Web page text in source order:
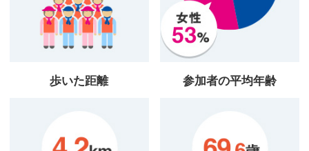
歩いた距離 参加者の平均年齢